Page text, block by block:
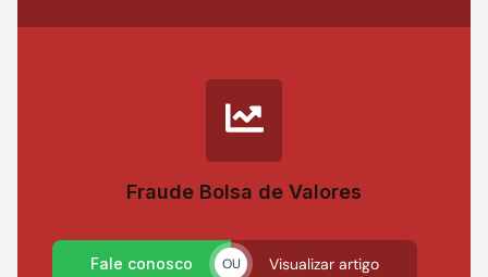
Fraude Bolsa de Valores
Fale conosco OU Visualizar artigo